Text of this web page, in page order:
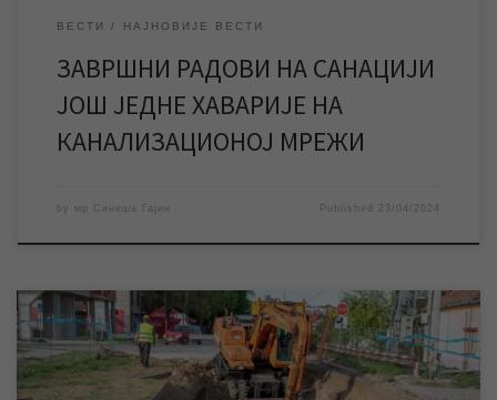
ВЕСТИ НАЈНОВИЈЕ ВЕСТИ
ЗАВРШНИ РАДОВИ НА САНАЦИЈИ
ЈОШ ЈЕДНЕ ХАВАРИЈЕ НА
КАНАЛИЗАЦИОНОЈ МРЕЖИ
by мр Синиша Гајин Published 23/04/2024
ЈКП „Водовод и канализација“ Зрењанин у понедељак
започиње радове на санацији хаварије на канализационој